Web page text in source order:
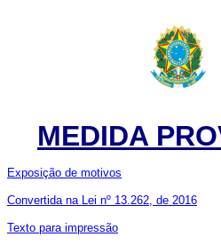
MEDIDA
Exposição de motivos
Convertida na Lei nº 13.262, de 2016
Texto para impressão